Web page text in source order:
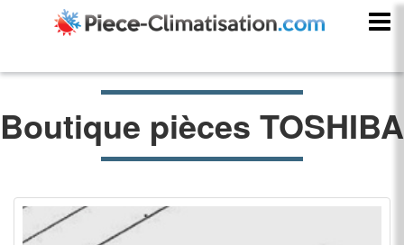
Boutique pièces TOSHIBA